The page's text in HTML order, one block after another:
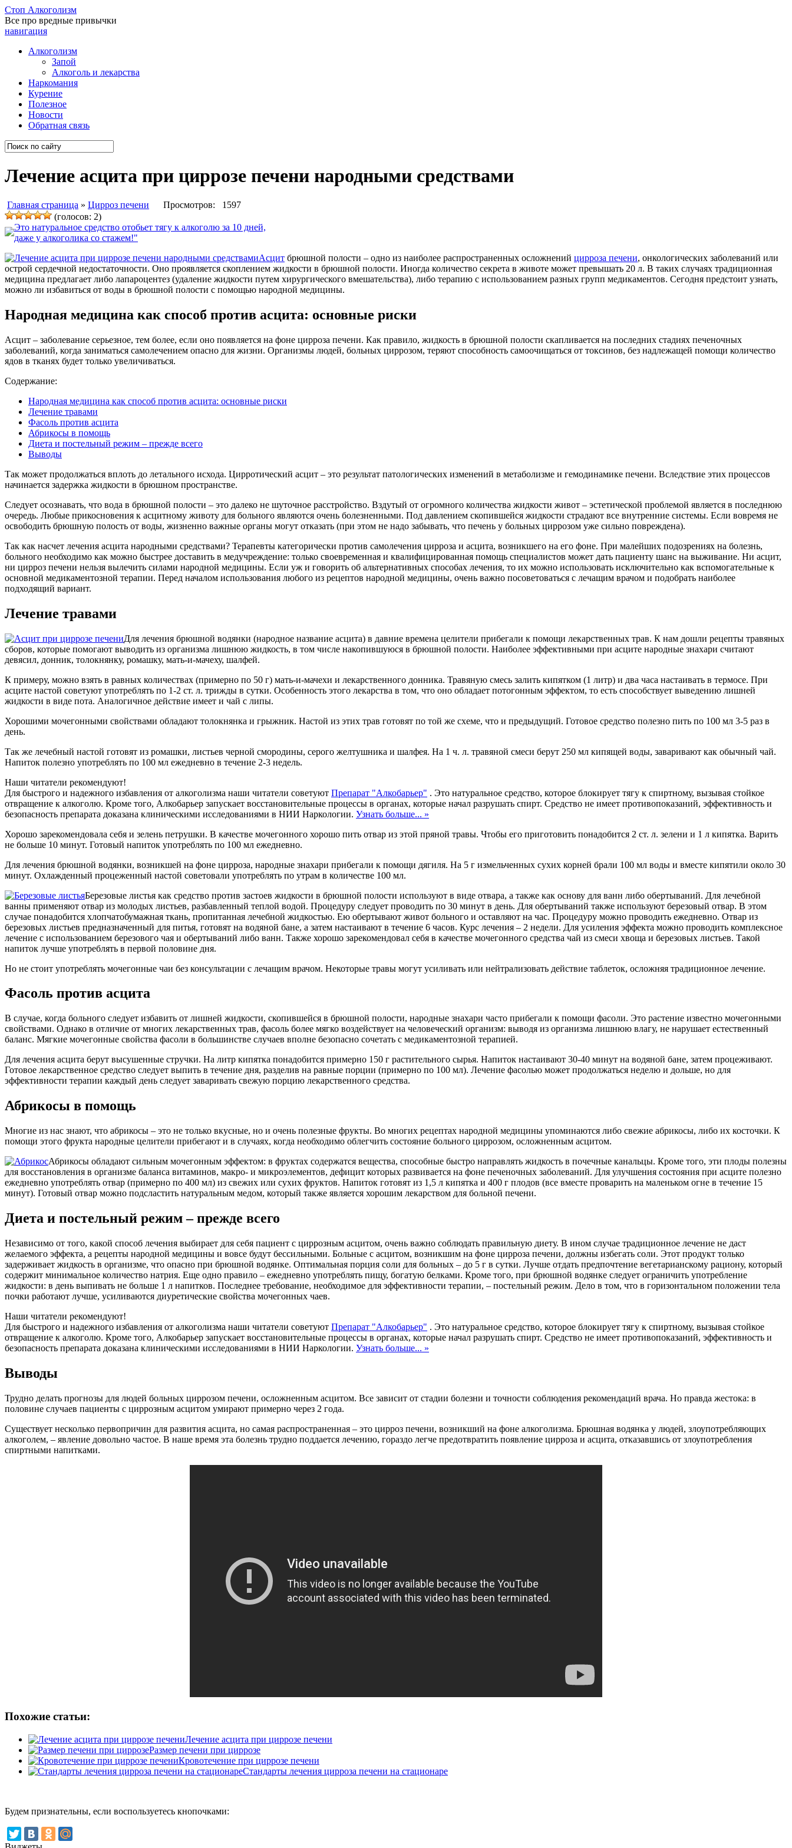
Стоп Алкоголизм
Все про вредные привычки
навигация
Алкоголизм
Запой
Алкоголь и лекарства
Наркомания
Курение
Полезное
Новости
Обратная связь
Лечение асцита при циррозе печени народными средствами
Главная страница » Цирроз печени
Просмотров: 1597
(голосов: 2)
Это натуральное средство отобьет тягу к алкоголю за 10 дней,
даже у алкоголика со стажем!"
Асцит брюшной полости – одно из наиболее распространенных осложнений цирроза печени, онкологических заболеваний или
острой сердечной недостаточности. Оно проявляется скоплением жидкости в брюшной полости. Иногда количество секрета в животе может превышать 20 л. В таких случаях традиционная
медицина предлагает либо лапароцентез (удаление жидкости путем хирургического вмешательства), либо терапию с использованием разных групп медикаментов. Сегодня предстоит узнать,
можно ли избавиться от воды в брюшной полости с помощью народной медицины.
Народная медицина как способ против асцита: основные риски
Асцит – заболевание серьезное, тем более, если оно появляется на фоне цирроза печени. Как правило, жидкость в брюшной полости скапливается на последних стадиях печеночных
заболеваний, когда заниматься самолечением опасно для жизни. Организмы людей, больных циррозом, теряют способность самоочищаться от токсинов, без надлежащей помощи количество
ядов в тканях будет только увеличиваться.
Содержание:
Народная медицина как способ против асцита: основные риски
Лечение травами
Фасоль против асцита
Абрикосы в помощь
Диета и постельный режим – прежде всего
Выводы
Так может продолжаться вплоть до летального исхода. Цирротический асцит – это результат патологических изменений в метаболизме и гемодинамике печени. Вследствие этих процессов
начинается задержка жидкости в брюшном пространстве.
Следует осознавать, что вода в брюшной полости – это далеко не шуточное расстройство. Вздутый от огромного количества жидкости живот – эстетической проблемой является в последнюю
очередь. Любые прикосновения к асцитному животу для больного являются очень болезненными. Под давлением скопившейся жидкости страдают все внутренние системы. Если вовремя не
освободить брюшную полость от воды, жизненно важные органы могут отказать (при этом не надо забывать, что печень у больных циррозом уже сильно повреждена).
Так как насчет лечения асцита народными средствами? Терапевты категорически против самолечения цирроза и асцита, возникшего на его фоне. При малейших подозрениях на болезнь,
больного необходимо как можно быстрее доставить в медучреждение: только своевременная и квалифицированная помощь специалистов может дать пациенту шанс на выживание. Ни асцит,
ни цирроз печени нельзя вылечить силами народной медицины. Если уж и говорить об альтернативных способах лечения, то их можно использовать исключительно как вспомогательные к
основной медикаментозной терапии. Перед началом использования любого из рецептов народной медицины, очень важно посоветоваться с лечащим врачом и подобрать наиболее
подходящий вариант.
Лечение травами
Для лечения брюшной водянки (народное название асцита) в давние времена целители прибегали к помощи лекарственных трав. К нам дошли рецепты травяных
сборов, которые помогают выводить из организма лишнюю жидкость, в том числе накопившуюся в брюшной полости. Наиболее эффективными при асците народные знахари считают
девясил, донник, толокнянку, ромашку, мать-и-мачеху, шалфей.
К примеру, можно взять в равных количествах (примерно по 50 г) мать-и-мачехи и лекарственного донника. Травяную смесь залить кипятком (1 литр) и два часа настаивать в термосе. При
асците настой советуют употреблять по 1-2 ст. л. трижды в сутки. Особенность этого лекарства в том, что оно обладает потогонным эффектом, то есть способствует выведению лишней
жидкости в виде пота. Аналогичное действие имеет и чай с липы.
Хорошими мочегонными свойствами обладают толокнянка и грыжник. Настой из этих трав готовят по той же схеме, что и предыдущий. Готовое средство полезно пить по 100 мл 3-5 раз в
день.
Так же лечебный настой готовят из ромашки, листьев черной смородины, серого желтушника и шалфея. На 1 ч. л. травяной смеси берут 250 мл кипящей воды, заваривают как обычный чай.
Напиток полезно употреблять по 100 мл ежедневно в течение 2-3 недель.
Наши читатели рекомендуют!
Для быстрого и надежного избавления от алкоголизма наши читатели советуют Препарат "Алкобарьер" . Это натуральное средство, которое блокирует тягу к спиртному, вызывая стойкое
отвращение к алкоголю. Кроме того, Алкобарьер запускает восстановительные процессы в органах, которые начал разрушать спирт. Средство не имеет противопоказаний, эффективность и
безопасность препарата доказана клиническими исследованиями в НИИ Наркологии. Узнать больше... »
Хорошо зарекомендовала себя и зелень петрушки. В качестве мочегонного хорошо пить отвар из этой пряной травы. Чтобы его приготовить понадобится 2 ст. л. зелени и 1 л кипятка. Варить
не больше 10 минут. Готовый напиток употреблять по 100 мл ежедневно.
Для лечения брюшной водянки, возникшей на фоне цирроза, народные знахари прибегали к помощи дягиля. На 5 г измельченных сухих корней брали 100 мл воды и вместе кипятили около 30
минут. Охлажденный процеженный настой советовали употреблять по утрам в количестве 100 мл.
Березовые листья как средство против застоев жидкости в брюшной полости используют в виде отвара, а также как основу для ванн либо обертываний. Для лечебной
ванны применяют отвар из молодых листьев, разбавленный теплой водой. Процедуру следует проводить по 30 минут в день. Для обертываний также используют березовый отвар. В этом
случае понадобится хлопчатобумажная ткань, пропитанная лечебной жидкостью. Ею обертывают живот больного и оставляют на час. Процедуру можно проводить ежедневно. Отвар из
березовых листьев предназначенный для питья, готовят на водяной бане, а затем настаивают в течение 6 часов. Курс лечения – 2 недели. Для усиления эффекта можно проводить комплексное
лечение с использованием березового чая и обертываний либо ванн. Также хорошо зарекомендовал себя в качестве мочегонного средства чай из смеси хвоща и березовых листьев. Такой
напиток лучше употреблять в первой половине дня.
Но не стоит употреблять мочегонные чаи без консультации с лечащим врачом. Некоторые травы могут усиливать или нейтрализовать действие таблеток, осложняя традиционное лечение.
Фасоль против асцита
В случае, когда больного следует избавить от лишней жидкости, скопившейся в брюшной полости, народные знахари часто прибегали к помощи фасоли. Это растение известно мочегонными
свойствами. Однако в отличие от многих лекарственных трав, фасоль более мягко воздействует на человеческий организм: выводя из организма лишнюю влагу, не нарушает естественный
баланс. Мягкие мочегонные свойства фасоли в большинстве случаев вполне безопасно сочетать с медикаментозной терапией.
Для лечения асцита берут высушенные стручки. На литр кипятка понадобится примерно 150 г растительного сырья. Напиток настаивают 30-40 минут на водяной бане, затем процеживают.
Готовое лекарственное средство следует выпить в течение дня, разделив на равные порции (примерно по 100 мл). Лечение фасолью может продолжаться неделю и дольше, но для
эффективности терапии каждый день следует заваривать свежую порцию лекарственного средства.
Абрикосы в помощь
Многие из нас знают, что абрикосы – это не только вкусные, но и очень полезные фрукты. Во многих рецептах народной медицины упоминаются либо свежие абрикосы, либо их косточки. К
помощи этого фрукта народные целители прибегают и в случаях, когда необходимо облегчить состояние больного циррозом, осложненным асцитом.
Абрикосы обладают сильным мочегонным эффектом: в фруктах содержатся вещества, способные быстро направлять жидкость в почечные канальцы. Кроме того, эти плоды полезны
для восстановления в организме баланса витаминов, макро- и микроэлементов, дефицит которых развивается на фоне печеночных заболеваний. Для улучшения состояния при асците полезно
ежедневно употреблять отвар (примерно по 400 мл) из свежих или сухих фруктов. Напиток готовят из 1,5 л кипятка и 400 г плодов (все вместе проварить на маленьком огне в течение 15
минут). Готовый отвар можно подсластить натуральным медом, который также является хорошим лекарством для больной печени.
Диета и постельный режим – прежде всего
Независимо от того, какой способ лечения выбирает для себя пациент с циррозным асцитом, очень важно соблюдать правильную диету. В ином случае традиционное лечение не даст
желаемого эффекта, а рецепты народной медицины и вовсе будут бессильными. Больные с асцитом, возникшим на фоне цирроза печени, должны избегать соли. Этот продукт только
задерживает жидкость в организме, что опасно при брюшной водянке. Оптимальная порция соли для больных – до 5 г в сутки. Лучше отдать предпочтение вегетарианскому рациону, который
содержит минимальное количество натрия. Еще одно правило – ежедневно употреблять пищу, богатую белками. Кроме того, при брюшной водянке следует ограничить употребление
жидкости: в день выпивать не больше 1 л напитков. Последнее требование, необходимое для эффективности терапии, – постельный режим. Дело в том, что в горизонтальном положении тела
почки работают лучше, усиливаются диуретические свойства мочегонных чаев.
Наши читатели рекомендуют!
Для быстрого и надежного избавления от алкоголизма наши читатели советуют Препарат "Алкобарьер" . Это натуральное средство, которое блокирует тягу к спиртному, вызывая стойкое
отвращение к алкоголю. Кроме того, Алкобарьер запускает восстановительные процессы в органах, которые начал разрушать спирт. Средство не имеет противопоказаний, эффективность и
безопасность препарата доказана клиническими исследованиями в НИИ Наркологии. Узнать больше... »
Выводы
Трудно делать прогнозы для людей больных циррозом печени, осложненным асцитом. Все зависит от стадии болезни и точности соблюдения рекомендаций врача. Но правда жестока: в
половине случаев пациенты с циррозным асцитом умирают примерно через 2 года.
Существует несколько первопричин для развития асцита, но самая распространенная – это цирроз печени, возникший на фоне алкоголизма. Брюшная водянка у людей, злоупотребляющих
алкоголем, – явление довольно частое. В наше время эта болезнь трудно поддается лечению, гораздо легче предотвратить появление цирроза и асцита, отказавшись от злоупотребления
спиртными напитками.
Похожие статьи:
Лечение асцита при циррозе печени
Размер печени при циррозе
Кровотечение при циррозе печени
Стандарты лечения цирроза печени на стационаре
Будем признательны, если воспользуетесь кнопочками: